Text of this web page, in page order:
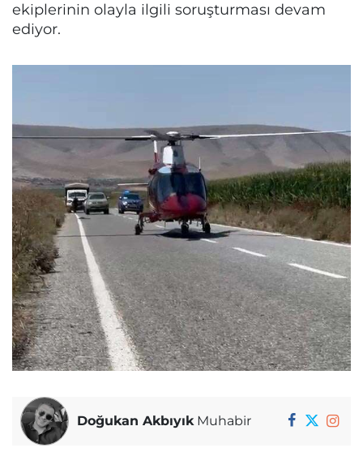
ekiplerinin olayla ilgili soruşturması devam
ediyor.
Doğukan AkbıyıkMuhabir